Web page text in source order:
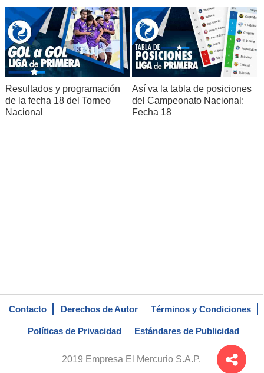
Resultados y programación
de la fecha 18 del Torneo
Nacional
Así va la tabla de posiciones
del Campeonato Nacional:
Fecha 18
Contacto Derechos de Autor Términos y Condiciones
Políticas de Privacidad Estándares de Publicidad
2019 Empresa El Mercurio S.A.P.